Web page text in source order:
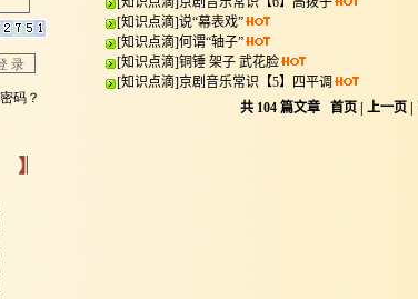
[知识点滴]说“幕表戏”
[知识点滴]何谓“轴子”
[知识点滴]铜锤 架子 武花脸
[知识点滴]京剧音乐常识【5】四平调
共 104 篇文章 首页 上一页